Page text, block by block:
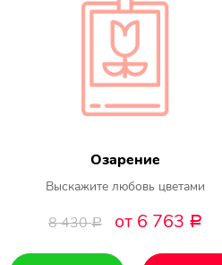
Озарение
Выскажите любовь цветами
8 430Р от 6 763 Р